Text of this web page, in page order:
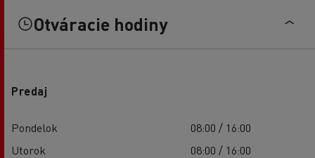
Otváracie hodiny
Predaj
Pondelok
08:00 / 16:00
Utorok
08:00 / 16:00